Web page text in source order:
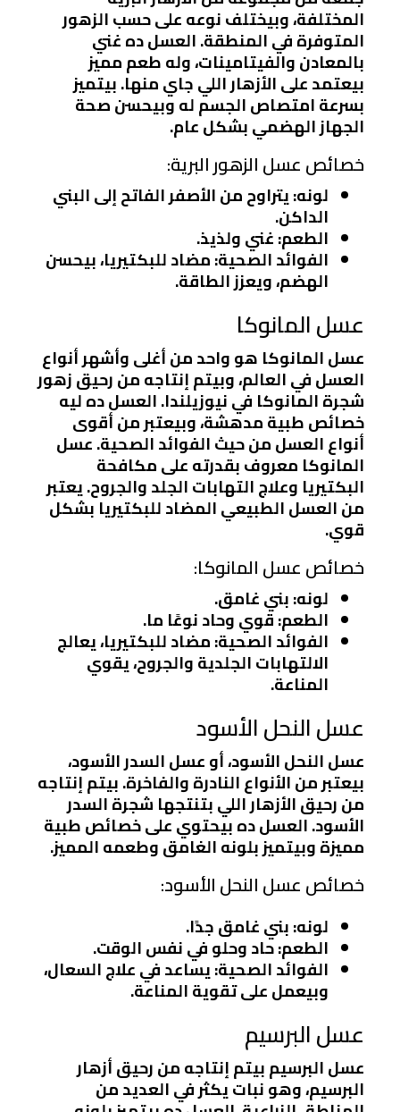
المختلفة، وبيختلف نوعه على حسب الزهور
المتوفرة في المنطقة. العسل ده غني
بالمعادن والفيتامينات، وله طعم مميز
بيعتمد على الأزهار اللي جاي منها. بيتميز
بسرعة امتصاص الجسم له وبيحسن صحة
الجهاز الهضمي بشكل عام.
خصائص عسل الزهور البرية:
لونه: يتراوح من الأصفر الفاتح إلى البني
الداكن.
الطعم: غني ولذيذ.
الفوائد الصحية: مضاد للبكتيريا، بيحسن
الهضم، ويعزز الطاقة.
عسل المانوكا
عسل المانوكا هو واحد من أغلى وأشهر أنواع
العسل في العالم، وبيتم إنتاجه من رحيق زهور
شجرة المانوكا في نيوزيلندا. العسل ده ليه
خصائص طبية مدهشة، وبيعتبر من أقوى
أنواع العسل من حيث الفوائد الصحية. عسل
المانوكا معروف بقدرته على مكافحة
البكتيريا وعلاج التهابات الجلد والجروح. يعتبر
من العسل الطبيعي المضاد للبكتيريا بشكل
قوي.
خصائص عسل المانوكا:
لونه: بني غامق.
الطعم: قوي وحاد نوعًا ما.
الفوائد الصحية: مضاد للبكتيريا، يعالج
الالتهابات الجلدية والجروح، يقوي
المناعة.
عسل النحل الأسود
عسل النحل الأسود، أو عسل السدر الأسود،
بيعتبر من الأنواع النادرة والفاخرة. بيتم إنتاجه
من رحيق الأزهار اللي بتنتجها شجرة السدر
الأسود. العسل ده بيحتوي على خصائص طبية
مميزة وبيتميز بلونه الغامق وطعمه المميز.
خصائص عسل النحل الأسود:
لونه: بني غامق جدًا.
الطعم: حاد وحلو في نفس الوقت.
الفوائد الصحية: يساعد في علاج السعال،
وبيعمل على تقوية المناعة.
عسل البرسيم
عسل البرسيم بيتم إنتاجه من رحيق أزهار
البرسيم، وهو نبات يكثر في العديد من